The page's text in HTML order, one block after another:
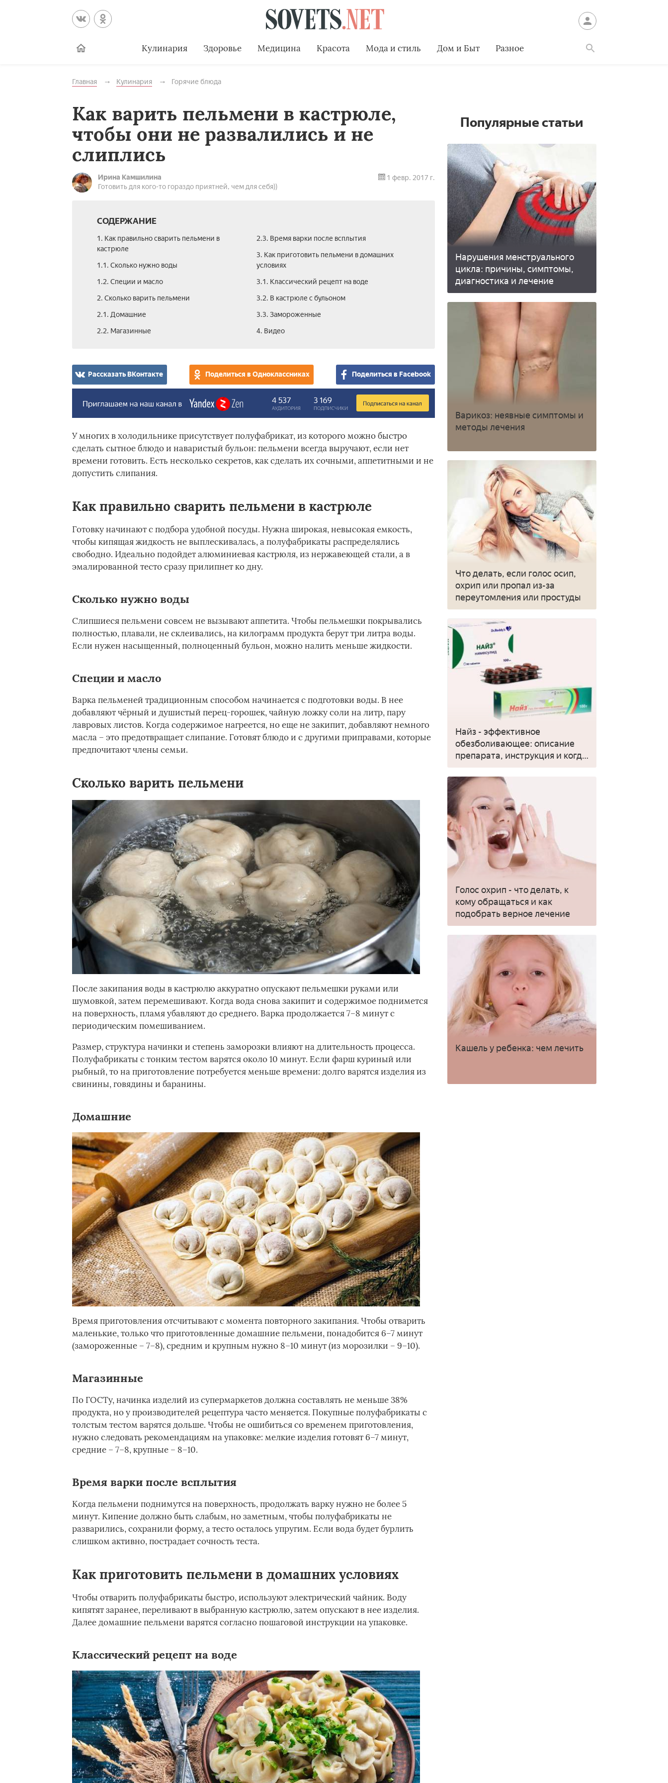
Кулинария Здоровье Медицина Красота Мода и стиль Дом и Быт Разное
Главная Кулинария Горячие блюда
Как варить пельмени в кастрюле,
чтобы они не развалились и не
слиплись
Ирина Камшилина
Готовить для кого-то гораздо приятней, чем для себя))
1 февр. 2017 г.
СОДЕРЖАНИЕ
1. Как правильно сварить пельмени в
кастрюле
1.1. Сколько нужно воды
1.2. Специи и масло
2. Сколько варить пельмени
2.1. Домашние
2.2. Магазинные
2.3. Время варки после всплытия
3. Как приготовить пельмени в домашних
условиях
3.1. Классический рецепт на воде
3.2. В кастрюле с бульоном
3.3. Замороженные
4. Видео
Рассказать ВКонтакте Поделиться в Одноклассниках Поделиться в Facebook
У многих в холодильнике присутствует полуфабрикат, из которого можно быстро
сделать сытное блюдо и наваристый бульон: пельмени всегда выручают, если нет
времени готовить. Есть несколько секретов, как сделать их сочными, аппетитными и не
допустить слипания.
Как правильно сварить пельмени в кастрюле
Готовку начинают с подбора удобной посуды. Нужна широкая, невысокая емкость,
чтобы кипящая жидкость не выплескивалась, а полуфабрикаты распределялись
свободно. Идеально подойдет алюминиевая кастрюля, из нержавеющей стали, а в
эмалированной тесто сразу прилипнет ко дну.
Сколько нужно воды
Слипшиеся пельмени совсем не вызывают аппетита. Чтобы пельмешки покрывались
полностью, плавали, не склеивались, на килограмм продукта берут три литра воды.
Если нужен насыщенный, полноценный бульон, можно налить меньше жидкости.
Специи и масло
Варка пельменей традиционным способом начинается с подготовки воды. В нее
добавляют чёрный и душистый перец-горошек, чайную ложку соли на литр, пару
лавровых листов. Когда содержимое нагреется, но еще не закипит, добавляют немного
масла – это предотвращает слипание. Готовят блюдо и с другими приправами, которые
предпочитают члены семьи.
Сколько варить пельмени
После закипания воды в кастрюлю аккуратно опускают пельмешки руками или
шумовкой, затем перемешивают. Когда вода снова закипит и содержимое поднимется
на поверхность, пламя убавляют до среднего. Варка продолжается 7–8 минут с
периодическим помешиванием.
Размер, структура начинки и степень заморозки влияют на длительность процесса.
Полуфабрикаты с тонким тестом варятся около 10 минут. Если фарш куриный или
рыбный, то на приготовление потребуется меньше времени: долго варятся изделия из
свинины, говядины и баранины.
Домашние
Время приготовления отсчитывают с момента повторного закипания. Чтобы отварить
маленькие, только что приготовленные домашние пельмени, понадобится 6–7 минут
(замороженные – 7–8), средним и крупным нужно 8–10 минут (из морозилки – 9–10).
Магазинные
По ГОСТу, начинка изделий из супермаркетов должна составлять не меньше 38%
продукта, но у производителей рецептура часто меняется. Покупные полуфабрикаты с
толстым тестом варятся дольше. Чтобы не ошибиться со временем приготовления,
нужно следовать рекомендациям на упаковке: мелкие изделия готовят 6–7 минут,
средние – 7–8, крупные – 8–10.
Время варки после всплытия
Когда пельмени поднимутся на поверхность, продолжать варку нужно не более 5
минут. Кипение должно быть слабым, но заметным, чтобы полуфабрикаты не
разварились, сохранили форму, а тесто осталось упругим. Если вода будет бурлить
слишком активно, пострадает сочность теста.
Как приготовить пельмени в домашних условиях
Чтобы отварить полуфабрикаты быстро, используют электрический чайник. Воду
кипятят заранее, переливают в выбранную кастрюлю, затем опускают в нее изделия.
Далее домашние пельмени варятся согласно пошаговой инструкции на упаковке.
Классический рецепт на воде
Популярные статьи
Нарушения менструального
цикла: причины, симптомы,
диагностика и лечение
Варикоз: неявные симптомы и
методы лечения
Что делать, если голос осип,
охрип или пропал из-за
переутомления или простуды
Найз - эффективное
обезболивающее: описание
препарата, инструкция и когда
применять
Голос охрип - что делать, к
кому обращаться и как
подобрать верное лечение
Кашель у ребенка: чем лечить